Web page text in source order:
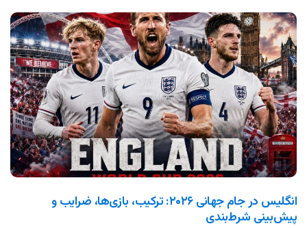
انگلیس در جام جهانی ۲۰۲۶: ترکیب، بازی‌ها، ضرایب و
پیش‌بینی شرط‌بندی